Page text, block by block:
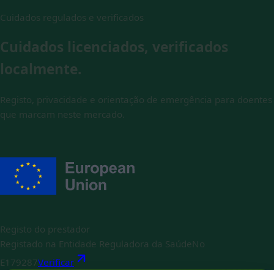
Cuidados regulados e verificados
Cuidados licenciados, verificados
localmente.
Registo, privacidade e orientação de emergência para doentes
que marcam neste mercado.
Registo do prestador
Registado na Entidade Reguladora da Saúde No
E179287Verificar